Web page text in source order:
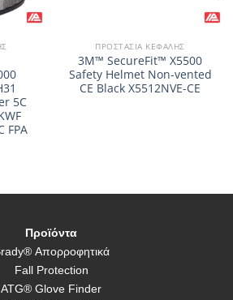
5C
FPA
ΠΡΟΣΤΑΣΊΑ ΚΕΦΑΛΉΣ
3M™ SecureFit™ X5500
Safety Helmet Non-vented
CE Black X5512NVE-CE
Προϊόντα
Απορροφητικά
Fall Protection
ATG® Glove Finder